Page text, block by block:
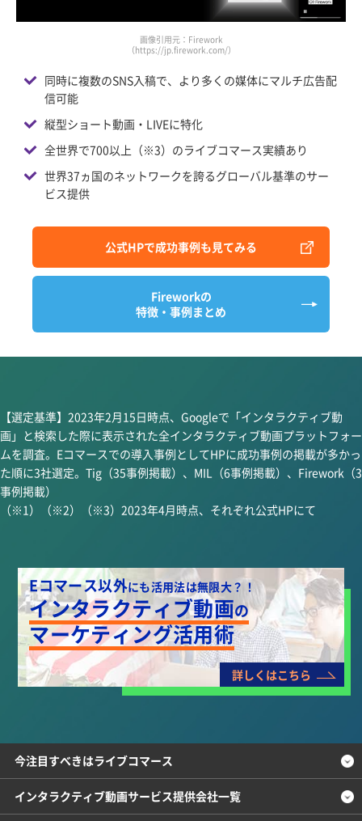
画像引用元：Firework
（https://jp.firework.com/）
同時に複数のSNS入稿で、より多くの媒体にマルチ広告配
信可能
縦型ショート動画・LIVEに特化
全世界で700以上（※3）のライブコマース実績あり
世界37ヵ国のネットワークを誇るグローバル基準のサー
ビス提供
公式HPで成功事例も見てみる
Fireworkの
特徴・事例まとめ
【選定基準】2023年2月15日時点、Googleで「インタラクティブ動
画」と検索した際に表示された全インタラクティブ動画プラットフォー
ムを調査。Eコマースでの導入事例としてHPに成功事例の掲載が多かっ
た順に3社選定。Tig（35事例掲載）、MIL（6事例掲載）、Firework（3
事例掲載）
（※1）（※2）（※3）2023年4月時点、それぞれ公式HPにて
Eコマース以外にも活用法は無限大？！
インタラクティブ動画の
マーケティング活用術
詳しくはこちら
今注目すべきはライブコマース
インタラクティブ動画サービス提供会社一覧